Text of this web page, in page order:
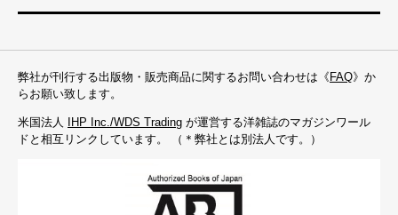
弊社が刊行する出版物・販売商品に関するお問い合わせは《 FAQ》か
らお願い致します。
米国法人 IHP Inc./WDS Trading が運営する洋雑誌のマガジンワール
ドと相互リンクしています。 （＊弊社とは別法人です。）